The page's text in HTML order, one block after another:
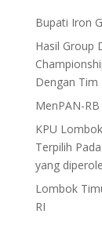
Bupati Iron
Hasil Group
Dengan Tim
MenPAN-
KPU
Terpilih
yang
Lombok
RI